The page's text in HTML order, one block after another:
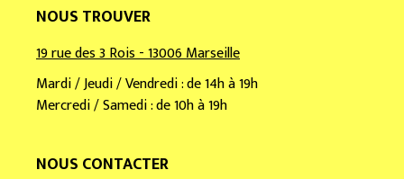
NOUS TROUVER
19 rue des 3 Rois - 13006 Marseille
Mardi / Jeudi / Vendredi : de 14h à 19h
Mercredi / Samedi : de 10h à 19h
NOUS CONTACTER